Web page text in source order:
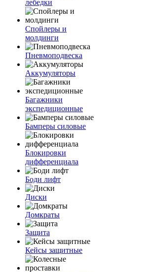
лебедки
Спойлеры и
молдинги
Пневмоподвеска
Аккумуляторы
Багажники
экспедиционные
Бамперы силовые
Блокировки
дифференциала
Боди лифт
Диски
Домкраты
Защита
Кейсы защитные